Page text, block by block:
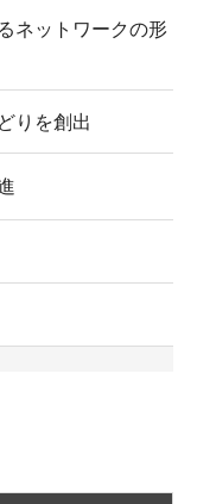
ネットワークの形
りを創出